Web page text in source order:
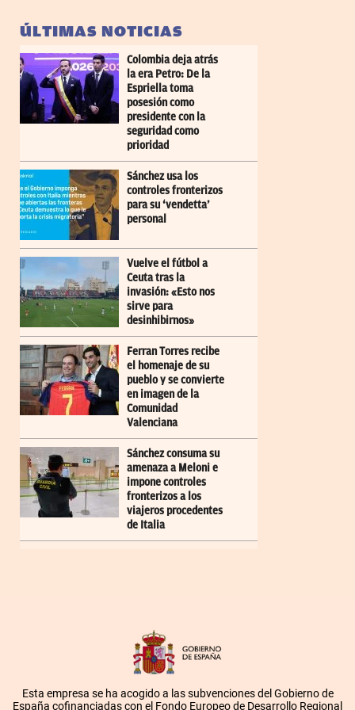
ÚLTIMAS NOTICIAS
Colombia deja atrás
la era Petro: De la
Espriella toma
posesión como
presidente con la
seguridad como
prioridad
Sánchez usa los
controles fronterizos
para su ‘vendetta’
personal
Vuelve el fútbol a
Ceuta tras la
invasión: «Esto nos
sirve para
desinhibirnos»
Ferran Torres recibe
el homenaje de su
pueblo y se convierte
en imagen de la
Comunidad
Valenciana
Sánchez consuma su
amenaza a Meloni e
impone controles
fronterizos a los
viajeros procedentes
de Italia
Esta empresa se ha acogido a las subvenciones del Gobierno de
España cofinanciadas con el Fondo Europeo de Desarrollo Regional